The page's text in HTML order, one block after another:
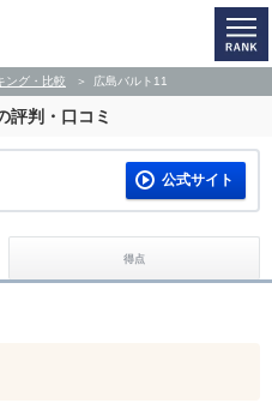
ング・比較 広島バルト11
評判・口コミ
公式サイト
得点